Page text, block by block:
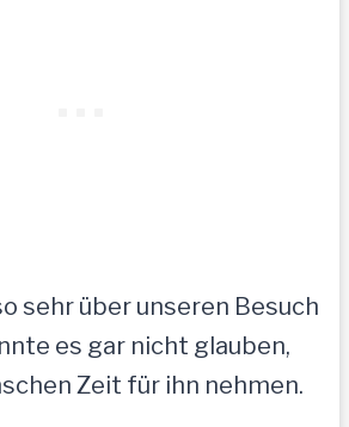
sehr über unseren Besuch
es gar nicht glauben,
Zeit für ihn nehmen.